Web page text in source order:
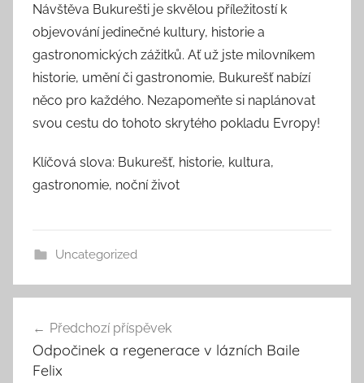
Návštěva Bukurešti je skvělou příležitostí k
objevování jedinečné kultury, historie a
gastronomických zážitků. Ať už jste milovníkem
historie, umění či gastronomie, Bukurešť nabízí
něco pro každého. Nezapomeňte si naplánovat
svou cestu do tohoto skrytého pokladu Evropy!
Klíčová slova: Bukurešť, historie, kultura,
gastronomie, noční život
Uncategorized
pro
příspěvek
Předchozí příspěvek
Odpočinek a regenerace v lázních Baile
Felix